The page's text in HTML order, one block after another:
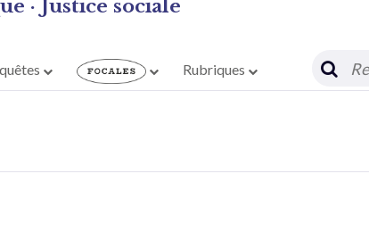
· Justice sociale
Rubriques